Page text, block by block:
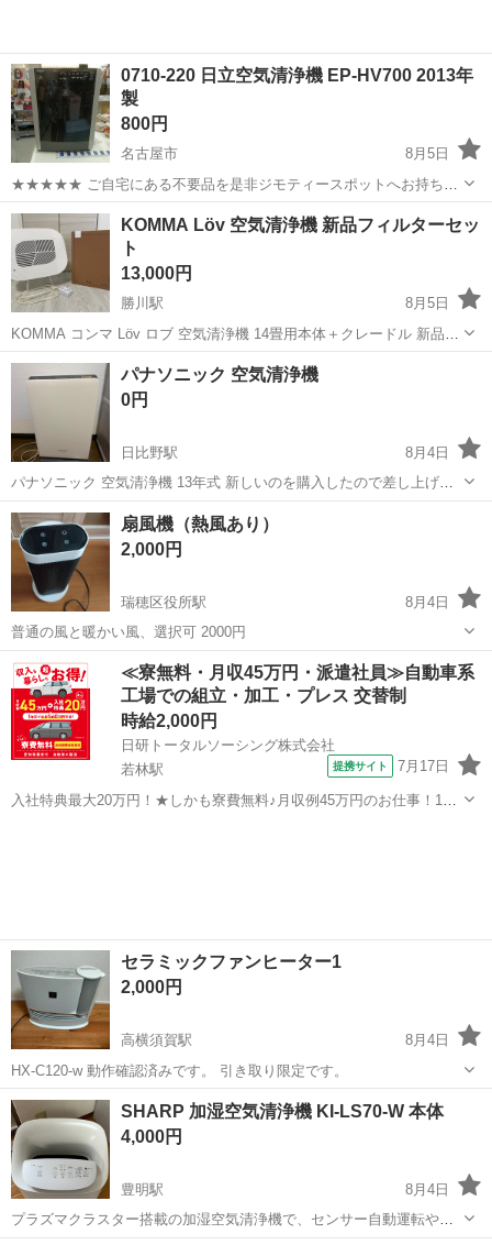
0710-220 日立空気清浄機 EP-HV700 2013年
製
800円
名古屋市
8月5日
★★★★★ ご自宅にある不要品を是非ジモティースポットへお持ち込
みしませんか？ 家電、趣味・スポーツ・レジャー用品、こども用品、
衣料服飾品、生活雑貨、家具、本、CD・DVDなどが無料でまとめて持
ち込めます！ ※詳細はこ...
愛知 名古屋市 季節、空調家電 現地
KOMMA Löv 空気清浄機 新品フィルターセッ
ト
13,000円
勝川駅
8月5日
KOMMA コンマ Löv ロブ 空気清浄機 14畳用本体＋クレードル 新品未
開封 専用フィルター 総額42,000円程で購入 動作確認済み 使用期間は
半年程。 目立つような傷や汚れ等ございませんが、中古品であること
愛知 春日井市 季節、空調家電
パナソニック 空気清浄機
0円
日比野駅
8月4日
パナソニック 空気清浄機 13年式 新しいのを購入したので差し上げま
す。 津島まできるだけ早くとりにきてくれる方を 優先させていただき
ます。 値段交渉〇 よろしくおねがいします。
愛知 津島市 日比野駅 季節、空調家電
扇風機（熱風あり）
2,000円
瑞穂区役所駅
8月4日
普通の風と暖かい風、選択可 2000円
愛知 名古屋市 瑞穂区役所駅 季節、空調家電
≪寮無料・月収45万円・派遣社員≫自動車系
工場での組立・加工・プレス 交替制
時給2,000円
日研トータルソーシング株式会社
若林駅
提携サイト 7月17日
入社特典最大20万円！★しかも寮費無料♪月収例45万円のお仕事！1年
セラミックファンヒーター1
2,000円
高横須賀駅
8月4日
HX-C120-w 動作確認済みです。 引き取り限定です。
愛知 東海市 高横須賀駅 季節、空調家電
セラミックファンヒーター
SHARP 加湿空気清浄機 KI-LS70-W 本体
4,000円
豊明駅
8月4日
プラズマクラスター搭載の加湿空気清浄機で、センサー自動運転やパ
ワフルショット機能を備えたモデルです。 - ブランド: SHARP - 型番: